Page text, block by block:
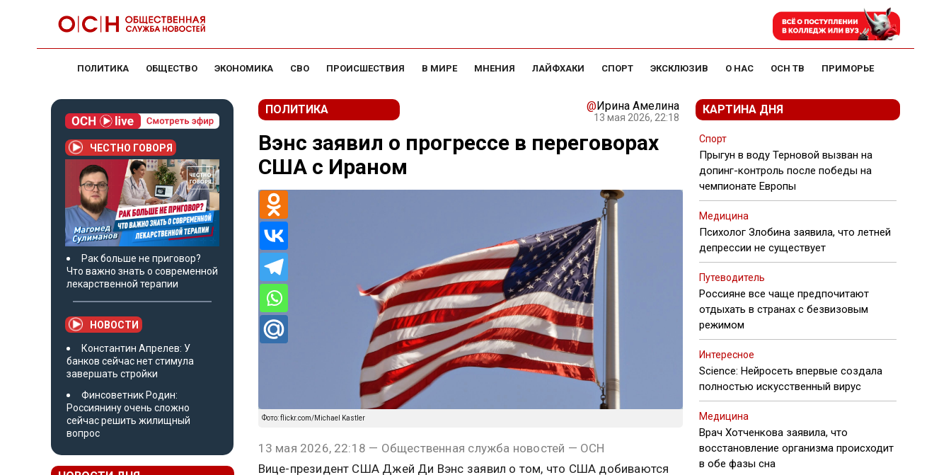
ПОЛИТИКА ОБЩЕСТВО ЭКОНОМИКА СВО ПРОИСШЕСТВИЯ В МИРЕ МНЕНИЯ ЛАЙФХАКИ СПОРТ ЭКСКЛЮЗИВ О НАС ОСН ТВ ПРИМОРЬЕ
ЧЕСТНО ГОВОРЯ
Рак больше не приговор?
Что важно знать о современной
лекарственной терапии
НОВОСТИ
Константин Апрелев: У
банков сейчас нет стимула
завершать стройки
Финсоветник Родин:
Россиянину очень сложно
сейчас решить жилищный
вопрос
ПОЛИТИКА @Ирина Амелина
13 мая 2026, 22:18
Вэнс заявил о прогрессе в переговорах
США с Ираном
Фото: flickr.com/Michael Kastler
13 мая 2026, 22:18 — Общественная служба новостей — ОСН
Вице-президент США Джей Ди Вэнс заявил о том, что США добиваются
КАРТИНА ДНЯ
Спорт
Прыгун в воду Терновой вызван на
допинг-контроль после победы на
чемпионате Европы
Медицина
Психолог Злобина заявила, что летней
депрессии не существует
Путеводитель
Россияне все чаще предпочитают
отдыхать в странах с безвизовым
режимом
Интересное
Science: Нейросеть впервые создала
полностью искусственный вирус
Медицина
Врач Хотченкова заявила, что
восстановление организма происходит
в обе фазы сна